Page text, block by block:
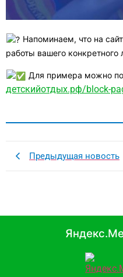
Напоминаем, что на
работы вашего конкретного
Для примера можно
детскийотдых.рф/block-
Предыдущая новость